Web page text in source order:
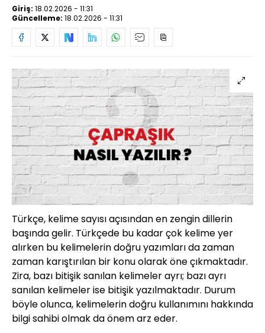
Giriş: 18.02.2026 - 11:31
Güncelleme: 18.02.2026 - 11:31
Türkçe, kelime sayısı açısından en zengin dillerin
başında gelir. Türkçede bu kadar çok kelime yer
alırken bu kelimelerin doğru yazımları da zaman
zaman karıştırılan bir konu olarak öne çıkmaktadır.
Zira, bazı bitişik sanılan kelimeler ayrı; bazı ayrı
sanılan kelimeler ise bitişik yazılmaktadır. Durum
böyle olunca, kelimelerin doğru kullanımını hakkında
bilgi sahibi olmak da önem arz eder.